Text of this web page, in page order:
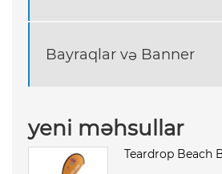
Bayraqlar və Banner
yeni məhsullar
Teardrop Beach